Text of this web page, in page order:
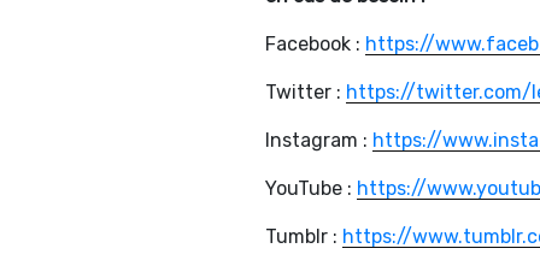
Facebook : https://
Twitter : https://twitter.com/
Instagram : https://
YouTube : https://
Tumblr : https://